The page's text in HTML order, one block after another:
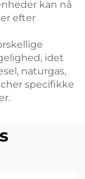
kan nå
efter
idet
naturgas,
specifikke